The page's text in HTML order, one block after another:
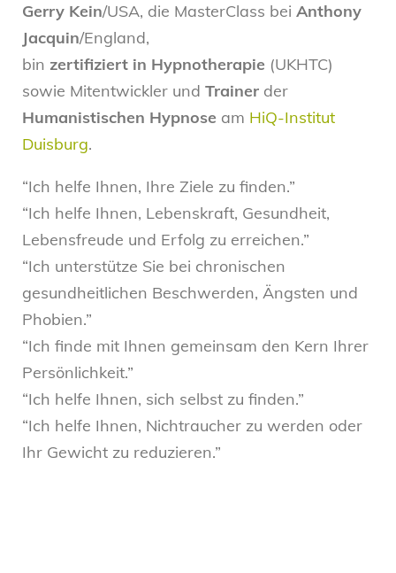
Gerry Kein/USA, die MasterClass bei Anthony
Jacquin/England,
bin zertifiziert in Hypnotherapie (UKHTC)
sowie Mitentwickler und Trainer der
Humanistischen Hypnose am HiQ-Institut
Duisburg.
“Ich helfe Ihnen, Ihre Ziele zu finden.”
“Ich helfe Ihnen, Lebenskraft, Gesundheit,
Lebensfreude und Erfolg zu erreichen.”
“Ich unterstütze Sie bei chronischen
gesundheitlichen Beschwerden, Ängsten und
Phobien.”
“Ich finde mit Ihnen gemeinsam den Kern Ihrer
Persönlichkeit.”
“Ich helfe Ihnen, sich selbst zu finden.”
“Ich helfe Ihnen, Nichtraucher zu werden oder
Ihr Gewicht zu reduzieren.”